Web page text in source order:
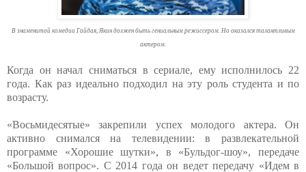
В знаменитой комедии Гайдая, Якин должен быть гениальным режиссером. Но оказался талантливым
актером.
Когда он начал сниматься в сериале, ему исполнилось 22
года. Как раз идеально подходил на эту роль студента и по
возрасту.
«Восьмидесятые» закрепили успех молодого актера. Он
активно снимался на телевидении: в развлекательной
программе «Хорошие шутки», в «Бульдог-шоу», передаче
«Большой вопрос». С 2014 года он ведет передачу «Идем в